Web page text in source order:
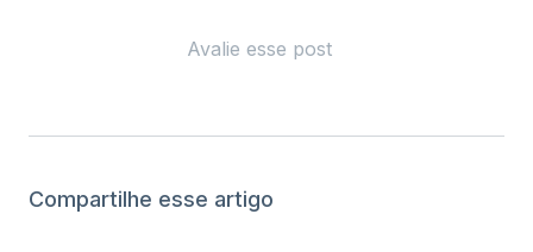
Avalie esse post
Compartilhe esse artigo